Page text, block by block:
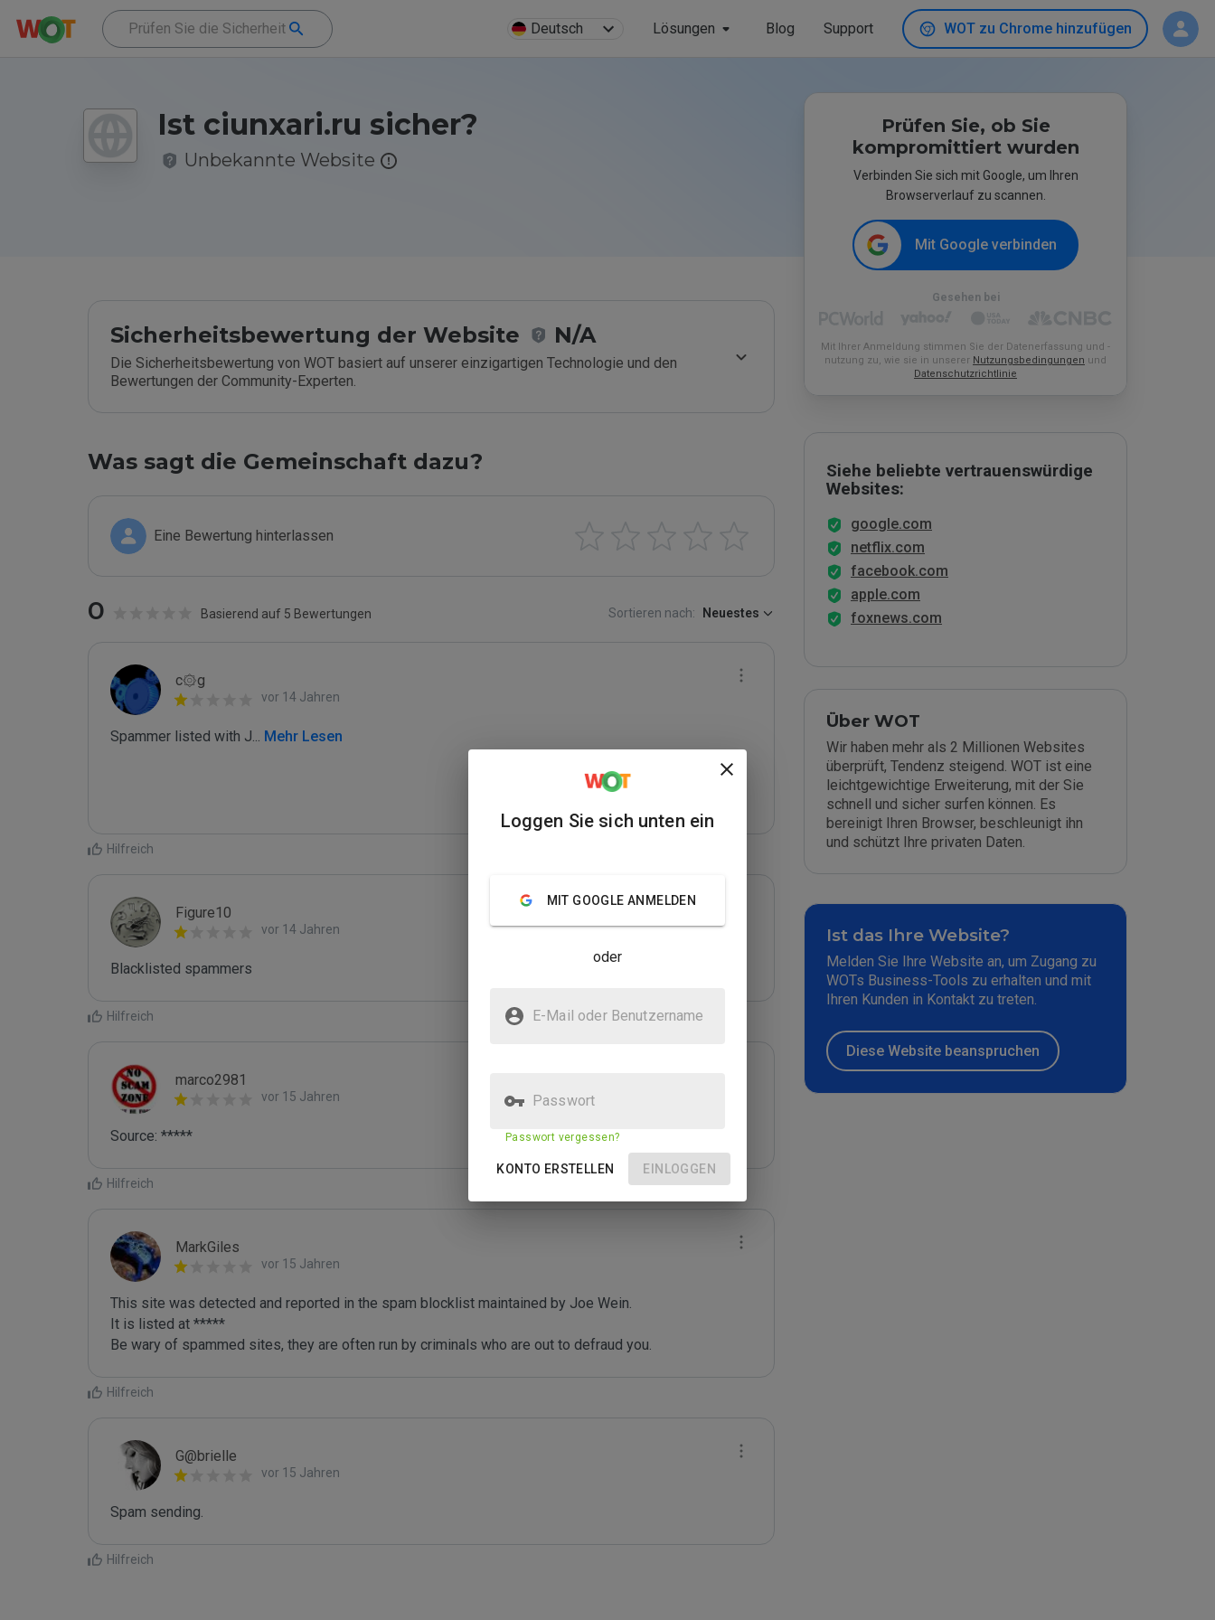
Deutsch Lösungen Blog Support WOT zu Chrome hinzufügen
Ist ciunxari.ru sicher?
Unbekannte Website
Sicherheitsbewertung der Website N/A
Die Sicherheitsbewertung von WOT basiert auf unserer einzigartigen Technologie und den
Bewertungen der Community-Experten.
Was sagt die Gemeinschaft dazu?
Eine Bewertung hinterlassen
0 Basierend auf 5 Bewertungen Sortieren nach: Neuestes
c۞g
vor 14 Jahren
Spammer listed with J... Mehr Lesen
Hilfreich
Figure10
vor 14 Jahren
Blacklisted spammers
Hilfreich
marco2981
vor 15 Jahren
Source: *****
Hilfreich
MarkGiles
vor 15 Jahren
This site was detected and reported in the spam blocklist maintained by Joe Wein.
It is listed at *****
Be wary of spammed sites, they are often run by criminals who are out to defraud you.
Hilfreich
G@brielle
vor 15 Jahren
Spam sending.
Hilfreich
Prüfen Sie, ob Sie
kompromittiert wurden
Verbinden Sie sich mit Google, um Ihren
Browserverlauf zu scannen.
Mit Google verbinden
Gesehen bei
Mit Ihrer Anmeldung stimmen Sie der Datenerfassung und -
nutzung zu, wie sie in unserer Nutzungsbedingungen und
Datenschutzrichtlinie
Siehe beliebte vertrauenswürdige
Websites:
google.com
netflix.com
facebook.com
apple.com
foxnews.com
Über WOT
Wir haben mehr als 2 Millionen Websites
überprüft, Tendenz steigend. WOT ist eine
leichtgewichtige Erweiterung, mit der Sie
schnell und sicher surfen können. Es
bereinigt Ihren Browser, beschleunigt ihn
und schützt Ihre privaten Daten.
Ist das Ihre Website?
Melden Sie Ihre Website an, um Zugang zu
WOTs Business-Tools zu erhalten und mit
Ihren Kunden in Kontakt zu treten.
Diese Website beanspruchen
Loggen Sie sich unten ein
MIT GOOGLE ANMELDEN
oder
E-Mail oder Benutzername
Passwort
Passwort vergessen?
KONTO ERSTELLEN EINLOGGEN